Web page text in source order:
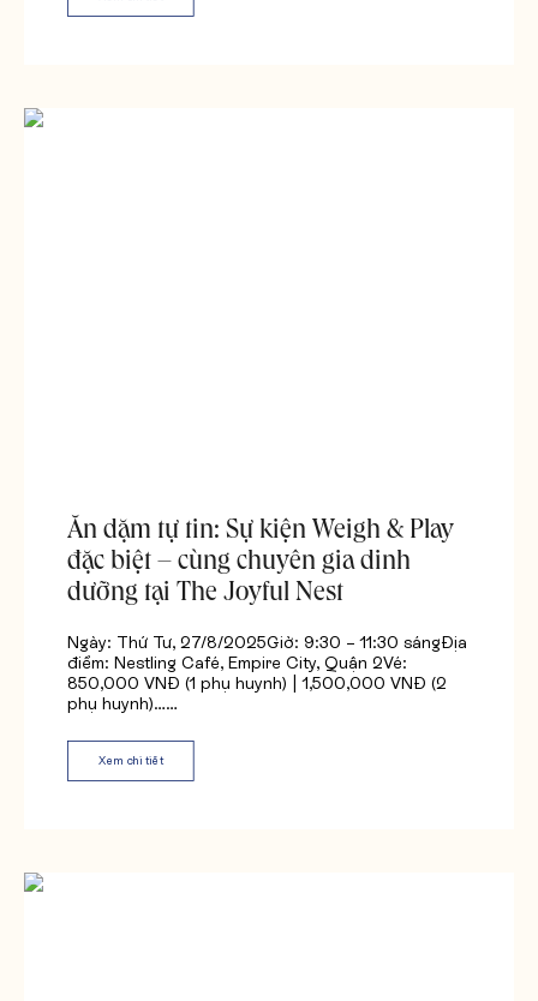
Ăn dặm tự tin: Sự kiện Weigh & Play
đặc biệt – cùng chuyên gia dinh
dưỡng tại The Joyful Nest
Ngày: Thứ Tư, 27/8/2025Giờ: 9:30 – 11:30 sángĐịa
điểm: Nestling Café, Empire City, Quận 2Vé:
850,000 VNĐ (1 phụ huynh) | 1,500,000 VNĐ (2
phụ huynh)……
Xem chi tiết